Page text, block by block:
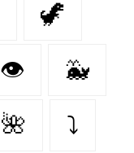
🦖
👁️ 🐳
🌺 ⤵